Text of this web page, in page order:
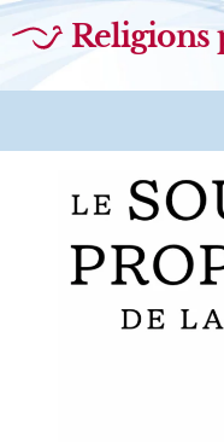
Religions